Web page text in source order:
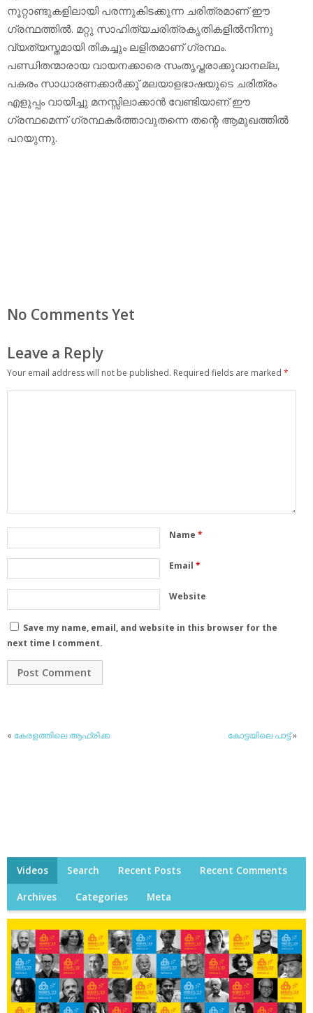
നൂറ്റാണ്ടുകളിലായി പരന്നുകിടക്കുന്ന ചരിത്രമാണ് ഈ
ഗ്രന്ഥത്തില്‍. മറ്റു സാഹിത്യചരിത്രകൃതികളില്‍നിന്നു
വ്യത്യസ്തമായി തികച്ചും ലളിതമാണ് ഗ്രന്ഥം.
പണ്ഡിതന്മാരായ വായനക്കാരെ സംതൃപ്തരാക്കുവാനല്ല,
പകരം സാധാരണക്കാര്‍ക്കു് മലയാളഭാഷയുടെ ചരിത്രം
എളുപ്പം വായിച്ചു മനസ്സിലാക്കാന്‍ വേണ്ടിയാണ് ഈ
ഗ്രന്ഥമെന്ന് ഗ്രന്ഥകര്‍ത്താവുതന്നെ തന്റെ ആമുഖത്തില്‍
പറയുന്നു.
No Comments Yet
Leave a Reply
Your email address will not be published. Required fields are marked *
Name *
Email *
Website
Save my name, email, and website in this browser for the
next time I comment.
« കേരളത്തിലെ ആഫ്രിക്ക കോട്ടയിലെ പാട്ട്»
Videos Search Recent Posts Recent Comments
Archives Categories Meta